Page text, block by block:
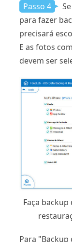
Passo 4
para fazer
precisará
E as fotos
devem ser
Faça
Para